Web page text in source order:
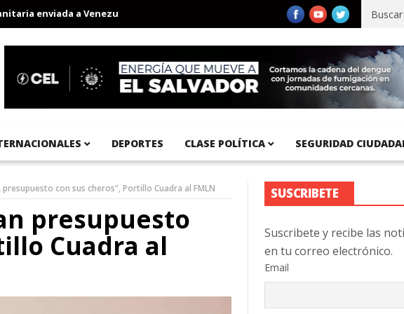
enviada a Venezuela Aeropuerto Internacional del Pacífico registra 92 % de
DEPORTES CLASE POLÍTICA SEGURIDAD
con sus cheros”, Portillo Cuadra al FMLN
presupuesto
Cuadra al
SUSCRIBETE
Suscribete y recibe las
en tu correo electrónico.
Email